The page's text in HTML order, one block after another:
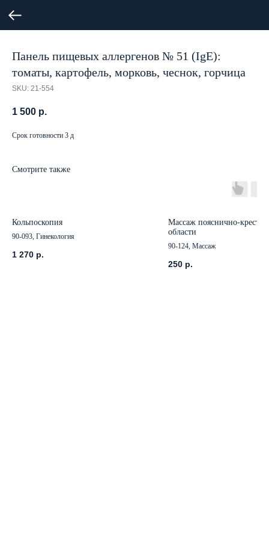
Панель пищевых аллергенов № 51 (IgE):
томаты, картофель, морковь, чеснок, горчица
SKU: 21-554
1 500 р.
Срок готовности 3 д
Смотрите также
Кольпоскопия
90-093, Гинекология
1 270 р.
Массаж пояснично-
области
90-124, Массаж
250 р.